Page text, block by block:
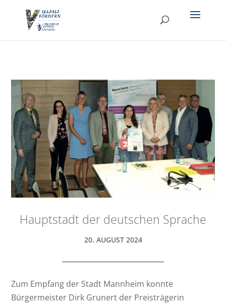
Hauptstadt der deutschen Sprache
20. AUGUST 2024
Zum Empfang der Stadt Mannheim konnte
Bürgermeister Dirk Grunert der Preisträgerin